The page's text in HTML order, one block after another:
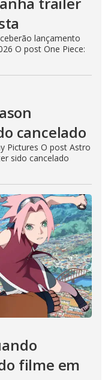
lançamento
O post One Piece:
cancelado
Pictures O post Astro
sido cancelado
filme em